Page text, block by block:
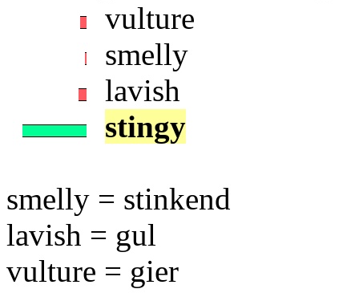
vulture
smelly
lavish
stingy
smelly = stinkend
lavish = gul
vulture = gier